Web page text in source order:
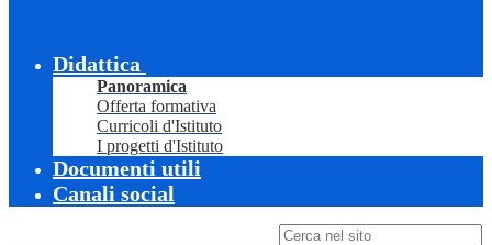
Didattica
Panoramica
Offerta formativa
Curricoli d'Istituto
I progetti d'Istituto
Documenti utili
Canali social